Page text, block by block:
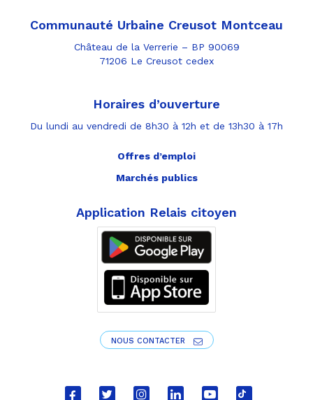
Communauté Urbaine Creusot Montceau
Château de la Verrerie – BP 90069
71206 Le Creusot cedex
Horaires d’ouverture
Du lundi au vendredi de 8h30 à 12h et de 13h30 à 17h
Offres d’emploi
Marchés publics
Application Relais citoyen
NOUS CONTACTER